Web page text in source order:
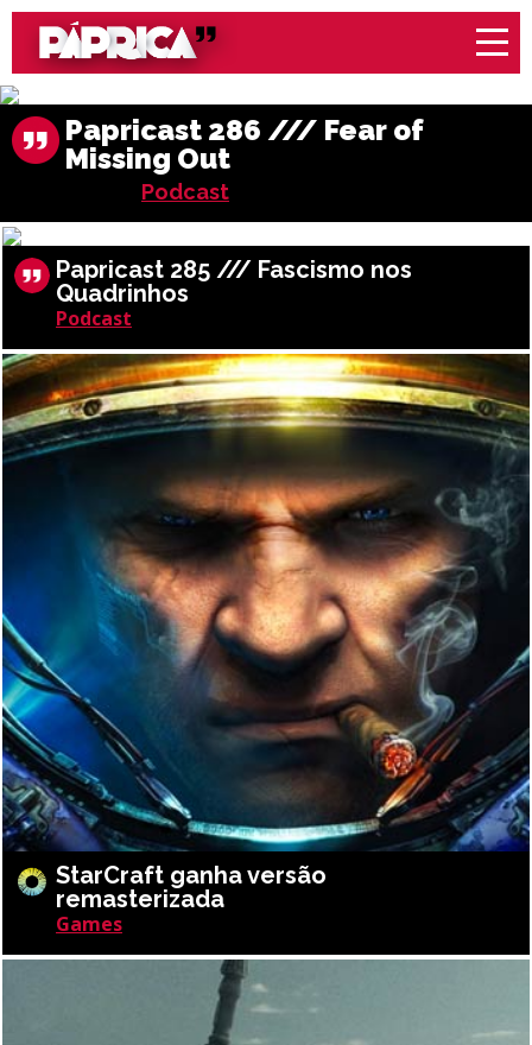
Papricast 286 /// Fear of
Missing Out
Podcast
Papricast 285 /// Fascismo nos
Quadrinhos
Podcast
StarCraft ganha versão
remasterizada
Games